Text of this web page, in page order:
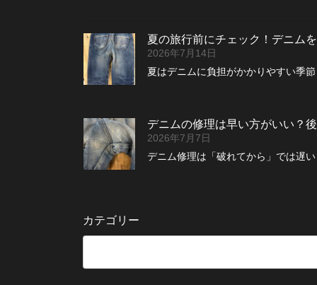
夏の旅行前にチェック！デニム
2026年7月14日
夏はデニムに負担がかかりやすい季
デニムの修理は早い方がいい？
2026年7月7日
デニム修理は「破れてから」では遅
カテゴリー